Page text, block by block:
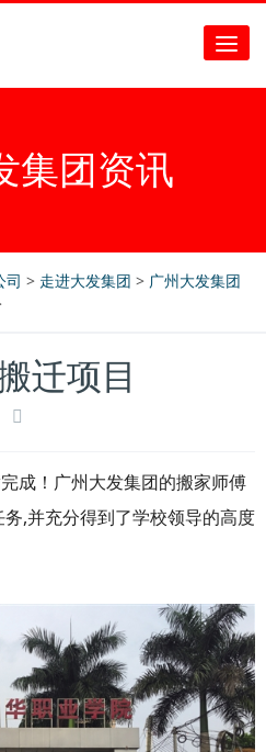
集团资讯
司 > 走进大发集团 > 广州大发集团
迁项目
成！广州大发集团的搬家师傅
,并充分得到了学校领导的高度